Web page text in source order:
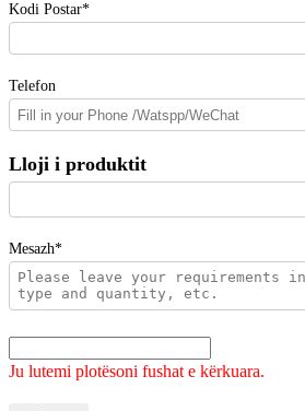
Kodi Postar*
Telefon
Lloji i produktit
Mesazh*
Ju lutemi plotësoni fushat e kërkuara.